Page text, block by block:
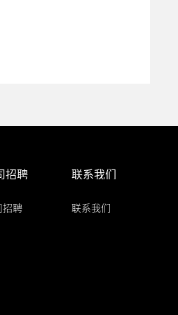
招聘
招聘
联系我们
联系我们